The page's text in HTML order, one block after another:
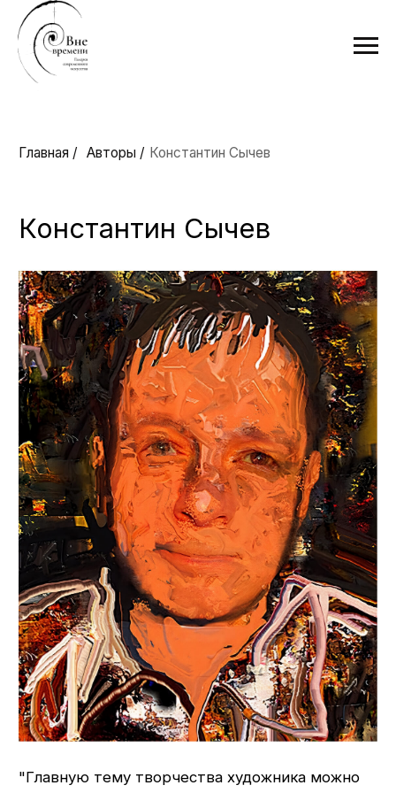
"Главную тему творчества художника можно
определить, как археологию образа. Это
археология на уровне объекта изображения,
где автора привлекают обитателей Земного
шара, которые жили за сотни тысяч столетий
до нас и знакомы нам по археологическим
находкам или по четвероногим, летающим
и ползающим потомкам.
Кажется, что с полотен Константина Сычева
на нас молчаливо взирает сама вечность,
и любое путешествие, в которое
к истокам жизни на нашей планете, к тем
Константин Сычев